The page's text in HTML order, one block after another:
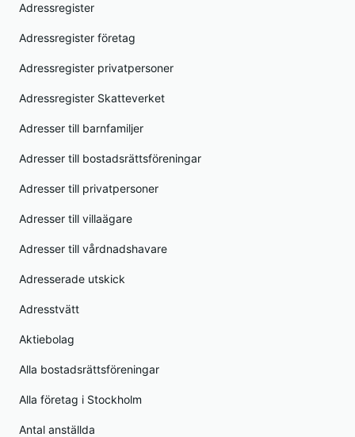
Adressregister
Adressregister företag
Adressregister privatpersoner
Adressregister Skatteverket
Adresser till barnfamiljer
Adresser till bostadsrättsföreningar
Adresser till privatpersoner
Adresser till villaägare
Adresser till vårdnadshavare
Adresserade utskick
Adresstvätt
Aktiebolag
Alla bostadsrättsföreningar
Alla företag i Stockholm
Antal anställda